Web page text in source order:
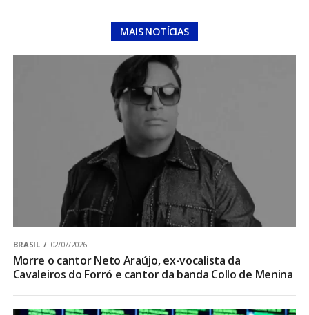
MAIS NOTÍCIAS
BRASIL 02/07/2026
Morre o cantor Neto Araújo, ex-vocalista da
Cavaleiros do Forró e cantor da banda Collo de Menina